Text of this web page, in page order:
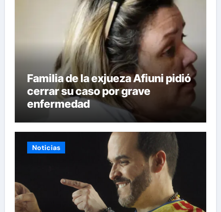
Familia de la exjueza Afiuni pidió
cerrar su caso por grave
enfermedad
Noticias